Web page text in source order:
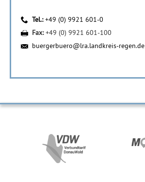
Tel.:+49 (0) 9921 601-0
Fax:+49 (0) 9921 601-100
buergerbuero@lra.landkreis-regen.de